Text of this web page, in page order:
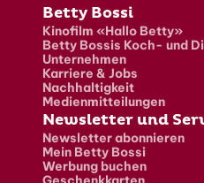
Fusszeile
Betty Bossi
Kinofilm «Hallo Betty»
Betty Bossis Koch- und
Unternehmen
Karriere & Jobs
Nachhaltigkeit
Medienmitteilungen
Newsletter und
Newsletter abonnieren
Mein Betty Bossi
Werbung buchen